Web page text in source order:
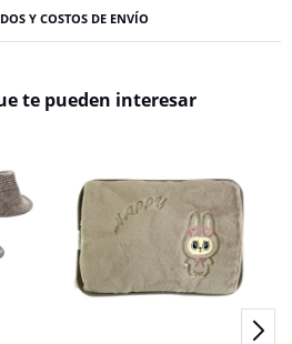
Y COSTOS DE ENVÍO
te pueden interesar